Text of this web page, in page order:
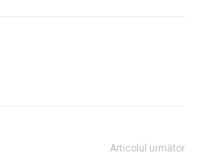
Articolul următor